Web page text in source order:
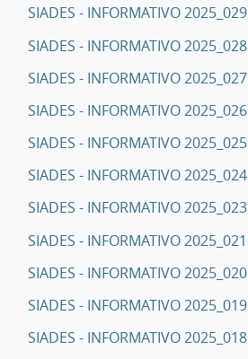
SIADES - INFORMATIVO 2025_029
SIADES - INFORMATIVO 2025_028
SIADES - INFORMATIVO 2025_027
SIADES - INFORMATIVO 2025_026
SIADES - INFORMATIVO 2025_025
SIADES - INFORMATIVO 2025_024
SIADES - INFORMATIVO 2025_023
SIADES - INFORMATIVO 2025_021
SIADES - INFORMATIVO 2025_020
SIADES - INFORMATIVO 2025_019
SIADES - INFORMATIVO 2025_018